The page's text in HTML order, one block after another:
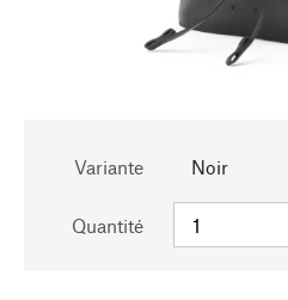
Variante Noir
Quantité